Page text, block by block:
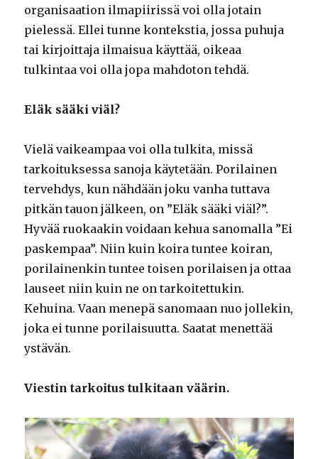
organisaation ilmapiirissä voi olla jotain
pielessä. Ellei tunne kontekstia, jossa puhuja
tai kirjoittaja ilmaisua käyttää, oikeaa
tulkintaa voi olla jopa mahdoton tehdä.
Eläk sääki viäl?
Vielä vaikeampaa voi olla tulkita, missä
tarkoituksessa sanoja käytetään. Porilainen
tervehdys, kun nähdään joku vanha tuttava
pitkän tauon jälkeen, on ”Eläk sääki viäl?”.
Hyvää ruokaakin voidaan kehua sanomalla ”Ei
paskempaa”. Niin kuin koira tuntee koiran,
porilainenkin tuntee toisen porilaisen ja ottaa
lauseet niin kuin ne on tarkoitettukin.
Kehuina. Vaan menepä sanomaan nuo jollekin,
joka ei tunne porilaisuutta. Saatat menettää
ystävän.
Viestin tarkoitus tulkitaan väärin.